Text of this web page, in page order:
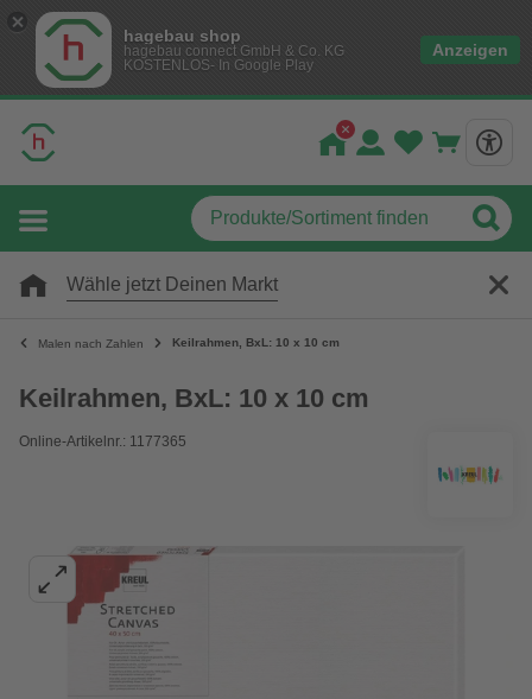
hagebau shop
hagebau connect GmbH & Co. KG
KOSTENLOS- In Google Play
Anzeigen
Wähle jetzt Deinen Markt
Malen nach Zahlen Keilrahmen, BxL: 10 x 10 cm
Keilrahmen, BxL: 10 x 10 cm
Online-Artikelnr.: 1177365